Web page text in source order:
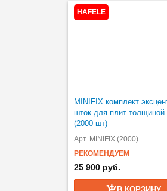
HAFELE
MINIFIX комплект
шток для плит
(2000 шт)
Арт. MINIFIX (2000)
РЕКОМЕНДУЕМ
25 900 руб.